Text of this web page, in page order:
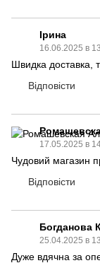
Ірина
16.06.2025 в
Швидка доставка,
Відповісти
17.05.2025 в
Чудовий магазин
Відповісти
Богданова
25.04.2025 в
Дуже вдячна за